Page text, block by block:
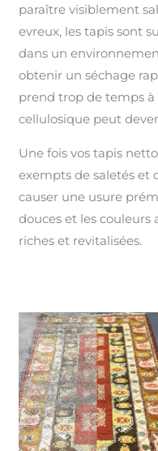
paraître visiblement
evreux, les tapis sont
dans un
obtenir un séchage
prend trop de temps
cellulosique peut
Une fois vos tapis
exempts de saletés et
causer une usure
douces et les couleurs
riches et revitalisées.